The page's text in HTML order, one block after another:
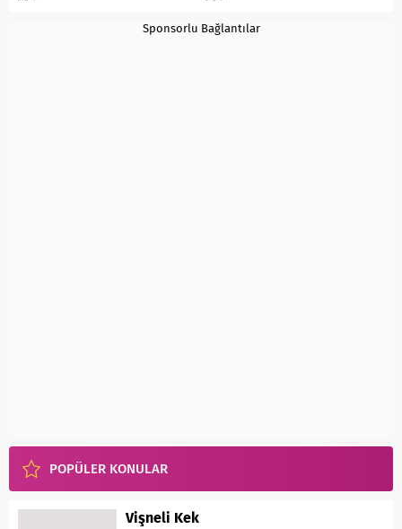
Sponsorlu Bağlantılar
POPÜLER KONULAR
Vişneli Kek